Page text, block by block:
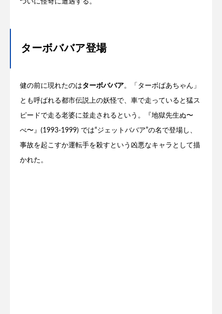
ついに怪奇に遭遇する。
ターボババア登場
健の前に現れたのはターボババア。「ターボばあちゃん」
とも呼ばれる都市伝説上の妖怪で、車で走っていると猛ス
ピードで走る老婆に並走されるという。『地獄先生ぬ〜
べ〜』(1993-1999) では“ジェットババア”の名で登場し、
事故を起こすか運転手を殺すという凶悪なキャラとして描
かれた。